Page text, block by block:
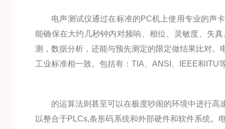
电声测试仪通过在标准的PC机上使用专业的声卡
能确保在大约几秒钟内对频响、相位、灵敏度、失
测，数据分析，还能与预先测定的限定做结果比对
工业标准相一致。包括有：TIA、ANSI、IEEE和ITU
的运算法则甚至可以在极度吵闹的环境中进行高
以整合于PLCs,条形码系统和外部硬件和软件系统